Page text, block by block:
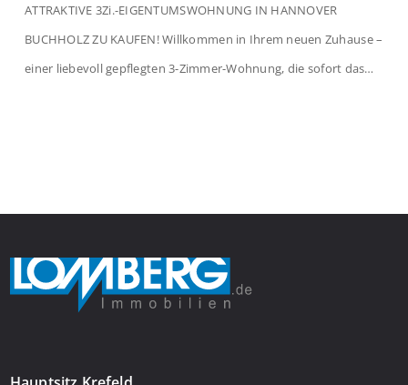
ATTRAKTIVE 3Zi.-EIGENTUMSWOHNUNG IN HANNOVER
BUCHHOLZ ZU KAUFEN! Willkommen in Ihrem neuen Zuhause –
einer liebevoll gepflegten 3-Zimmer-Wohnung, die sofort das